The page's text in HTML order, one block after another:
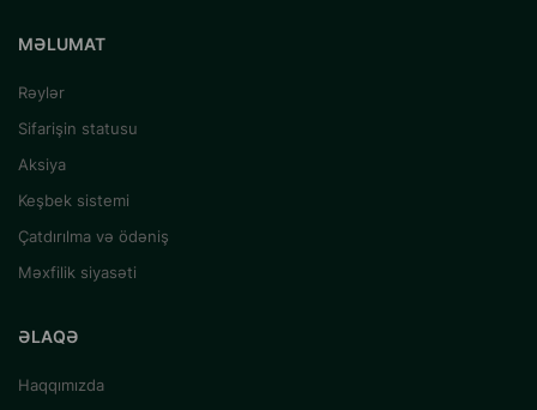
MƏLUMAT
Rəylər
Sifarişin statusu
Aksiya
Keşbek sistemi
Çatdırılma və ödəniş
Məxfilik siyasəti
ƏLAQƏ
Haqqımızda